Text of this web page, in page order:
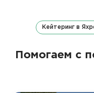
Кейтеринг в
Помогаем с